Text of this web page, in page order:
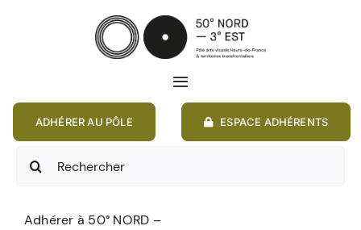
Toggle
Navigation
ADHÉRER AU PÔLE ESPACE ADHÉRENTS
Rechercher:
Adhérer à 50° NORD –